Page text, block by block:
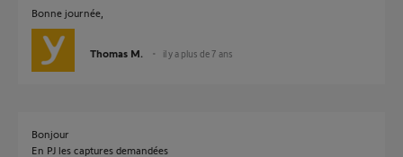
Bonne journée,
Thomas M. il y a plus de 7 ans
Bonjour
En PJ les captures demandées